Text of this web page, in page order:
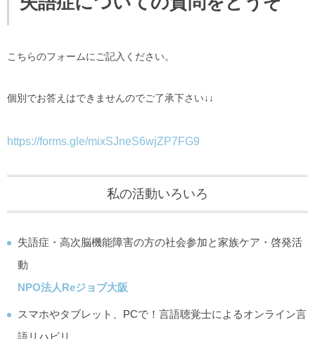
こちらのフォームにご記入ください。
個別でお答えはできませんのでご了承下さい↓↓
https://forms.gle/mixSJneS6wjZP7FG9
私の活動いろいろ
失語症・高次脳機能障害の方の社会参加と家族ケア・啓発活
動
NPO法人Reジョブ大阪
スマホやタブレット、PCで！言語聴覚士によるオンライン言